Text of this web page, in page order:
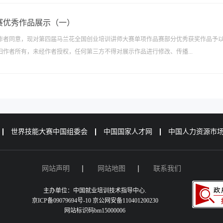
秀作品展示（一）
同意，现对第四届马兰花全国创业培训讲师大赛单项作品赛部分优秀获奖作品予
者所有，未经作者授权，任何第三方不得对展示作品进行修改、传播...
世界技能大赛中国组委会 中国国家人才网 中国人力资源市
网站声明 网站地图 联系我们
主办单位：中国就业培训技术指导中心.
京ICP备09079694号-10 京公网安备110401200230
网站标识码bm15000006